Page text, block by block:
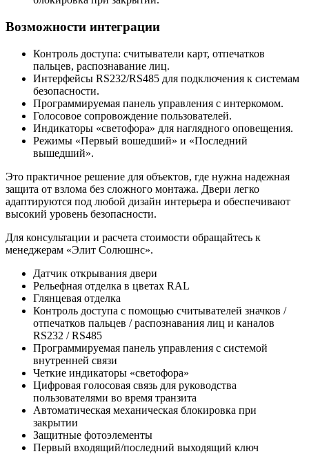
Возможности интеграции
Контроль доступа: считыватели карт, отпечатков
пальцев, распознавание лиц.
Интерфейсы RS232/RS485 для подключения к системам
безопасности.
Программируемая панель управления с интеркомом.
Голосовое сопровождение пользователей.
Индикаторы «светофора» для наглядного оповещения.
Режимы «Первый вошедший» и «Последний
вышедший».
Это практичное решение для объектов, где нужна надежная
защита от взлома без сложного монтажа. Двери легко
адаптируются под любой дизайн интерьера и обеспечивают
высокий уровень безопасности.
Для консультации и расчета стоимости обращайтесь к
менеджерам «Элит Солюшнс».
Датчик открывания двери
Рельефная отделка в цветах RAL
Глянцевая отделка
Контроль доступа с помощью считывателей значков /
отпечатков пальцев / распознавания лиц и каналов
RS232 / RS485
Программируемая панель управления с системой
внутренней связи
Четкие индикаторы «светофора»
Цифровая голосовая связь для руководства
пользователями во время транзита
Автоматическая механическая блокировка при
закрытии
Защитные фотоэлементы
Первый входящий/последний выходящий ключ